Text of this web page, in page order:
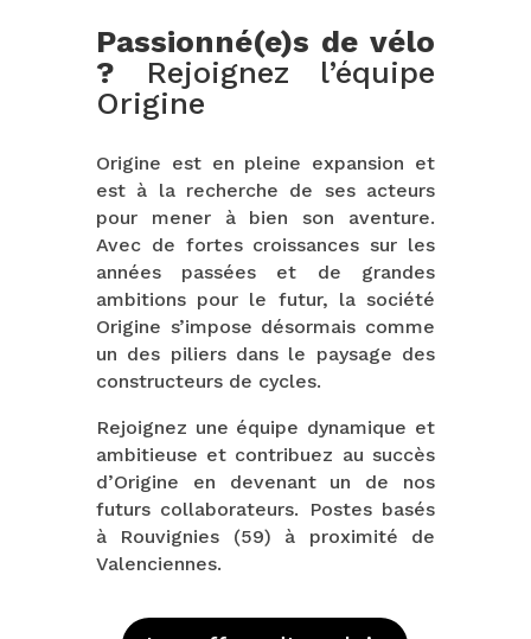
Passionné(e)s de vélo
?
Rejoignez l’équipe
Origine
Origine est en pleine expansion et
est à la recherche de ses acteurs
pour mener à bien son aventure.
Avec de fortes croissances sur les
années passées et de grandes
ambitions pour le futur, la société
Origine s’impose désormais comme
un des piliers dans le paysage des
constructeurs de cycles.
Rejoignez une équipe dynamique et
ambitieuse et contribuez au succès
d’Origine en devenant un de nos
futurs collaborateurs. Postes basés
à Rouvignies (59) à proximité de
Valenciennes.